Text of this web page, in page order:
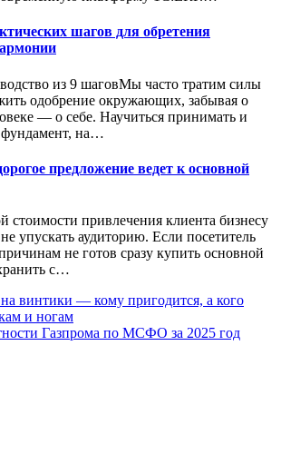
шагов для обретения
из 9 шаговМы часто тратим силы
одобрение окружающих, забывая о
— о себе. Научиться принимать и
на…
предложение ведет к основной
стоимости привлечения клиента бизнесу
упускать аудиторию. Если посетитель
не готов сразу купить основной
с…
винтики — кому пригодится, а кого
и ногам
Газпрома по МСФО за 2025 год